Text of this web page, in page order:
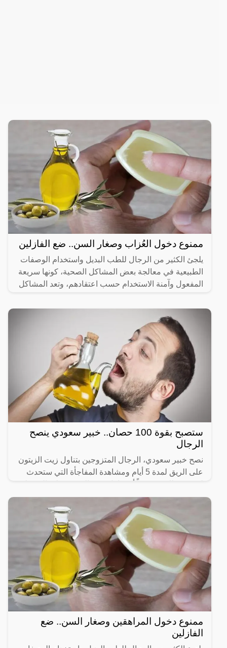
ممنوع دخول العُزاب وصغار السن.. ضع الفازلين
يلجئ الكثير من الرجال للطب البديل واستخدام الوصفات
الطبيعية في معالجة بعض المشاكل الصحية، كونها سريعة
المفعول وآمنة الاستخدام حسب اعتقادهم، وتعد المشاكل
ستصبح بقوة 100 حصان.. خبير سعودي ينصح
الرجال
نصح خبير سعودي، الرجال المتزوجين بتناول زيت الزيتون
على الريق لمدة 5 أيام ومشاهدة المفاجأة التي ستحدث
ممنوع دخول المراهقين وصغار السن.. ضع
الفازلين